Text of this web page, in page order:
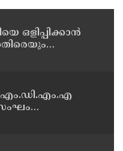
ഒളിപ്പിക്കാൻ
എം.ഡി.എം.എ